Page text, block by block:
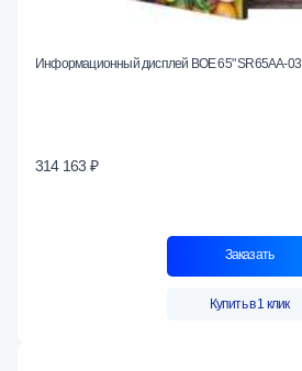
Информационный дисплей BOE 65" SR65AA-03
314 163 ₽
Заказать
Купить в 1 клик